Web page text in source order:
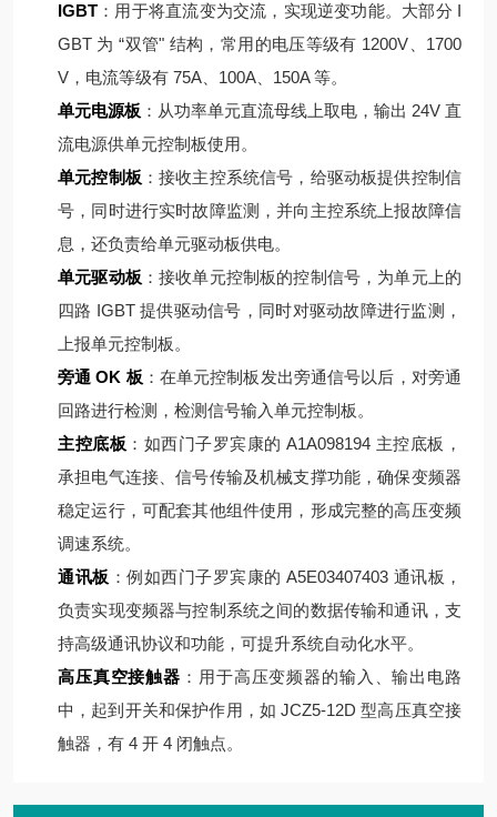
IGBT ：用于将直流变为交流，实现逆变功能。大部分 I
GBT 为 “双管" 结构，常用的电压等级有 1200V、1700
V，电流等级有 75A、100A、150A 等。
单元电源板 ：从功率单元直流母线上取电，输出 24V 直
流电源供单元控制板使用。
单元控制板 ：接收主控系统信号，给驱动板提供控制信
号，同时进行实时故障监测，并向主控系统上报故障信
息，还负责给单元驱动板供电。
单元驱动板 ：接收单元控制板的控制信号，为单元上的
四路 IGBT 提供驱动信号，同时对驱动故障进行监测，
上报单元控制板。
旁通 OK 板 ：在单元控制板发出旁通信号以后，对旁通
回路进行检测，检测信号输入单元控制板。
主控底板 ：如西门子罗宾康的 A1A098194 主控底板，
承担电气连接、信号传输及机械支撑功能，确保变频器
稳定运行，可配套其他组件使用，形成完整的高压变频
调速系统。
通讯板 ：例如西门子罗宾康的 A5E03407403 通讯板，
负责实现变频器与控制系统之间的数据传输和通讯，支
持高级通讯协议和功能，可提升系统自动化水平。
高压真空接触器 ：用于高压变频器的输入、输出电路
中，起到开关和保护作用，如 JCZ5-12D 型高压真空接
触器，有 4 开 4 闭触点。